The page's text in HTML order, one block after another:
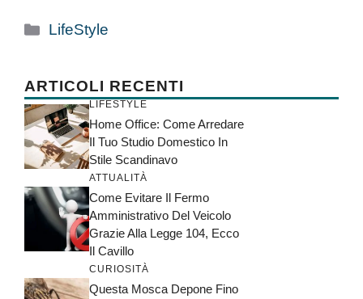
Categorie
LifeStyle
ARTICOLI RECENTI
LIFESTYLE
Home Office: Come Arredare
Il Tuo Studio Domestico In
Stile Scandinavo
ATTUALITÀ
Come Evitare Il Fermo
Amministrativo Del Veicolo
Grazie Alla Legge 104, Ecco
Il Cavillo
CURIOSITÀ
Questa Mosca Depone Fino